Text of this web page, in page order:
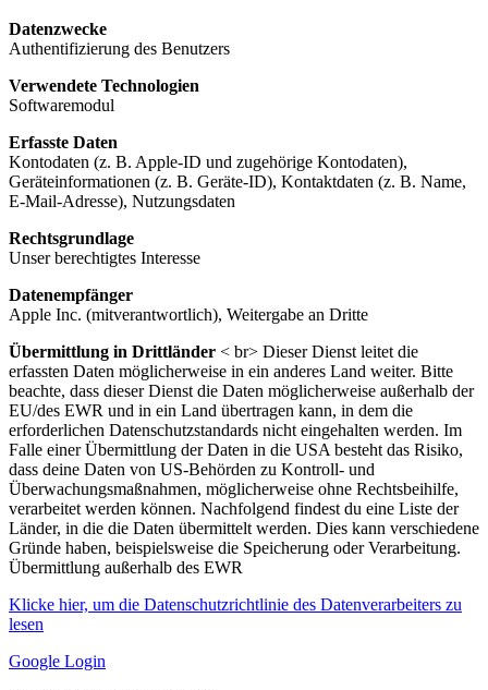
Datenzwecke
Authentifizierung des Benutzers
Verwendete Technologien
Softwaremodul
Erfasste Daten
Kontodaten (z. B. Apple-ID und zugehörige Kontodaten),
Geräteinformationen (z. B. Geräte-ID), Kontaktdaten (z. B. Name,
E-Mail-Adresse), Nutzungsdaten
Rechtsgrundlage
Unser berechtigtes Interesse
Datenempfänger
Apple Inc. (mitverantwortlich), Weitergabe an Dritte
Übermittlung in Drittländer < br> Dieser Dienst leitet die
erfassten Daten möglicherweise in ein anderes Land weiter. Bitte
beachte, dass dieser Dienst die Daten möglicherweise außerhalb der
EU/des EWR und in ein Land übertragen kann, in dem die
erforderlichen Datenschutzstandards nicht eingehalten werden. Im
Falle einer Übermittlung der Daten in die USA besteht das Risiko,
dass deine Daten von US-Behörden zu Kontroll- und
Überwachungsmaßnahmen, möglicherweise ohne Rechtsbeihilfe,
verarbeitet werden können. Nachfolgend findest du eine Liste der
Länder, in die die Daten übermittelt werden. Dies kann verschiedene
Gründe haben, beispielsweise die Speicherung oder Verarbeitung.
Übermittlung außerhalb des EWR
Klicke hier, um die Datenschutzrichtlinie des Datenverarbeiters zu
lesen
Google Login